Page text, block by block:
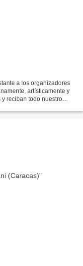
a los organizadores
artísticamente y
y reciban todo nuestro